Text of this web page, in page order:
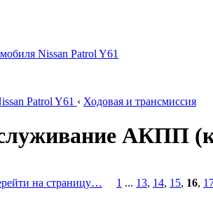
Patrol Y61 ‹ Ходовая и трансмиссия
АКПП
на страницу… 1 ... 13, 14, 15, 16,